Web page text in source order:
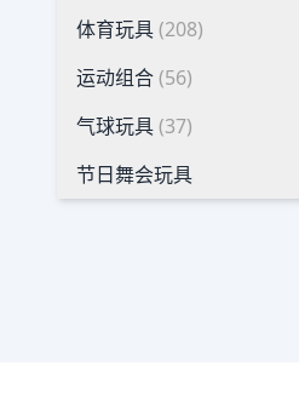
体育玩具(208)
运动组合(56)
气球玩具(37)
节日舞会玩具